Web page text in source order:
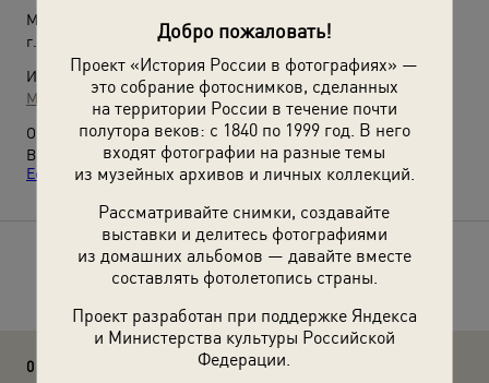
Добро пожаловать!
Проект «История России в фотографиях» —
это собрание фотоснимков, сделанных
на территории России в течение почти
полутора веков: с 1840 по 1999 год. В него
входят фотографии на разные темы
из музейных архивов и личных коллекций.
Рассматривайте снимки, создавайте
выставки и делитесь фотографиями
из домашних альбомов — давайте вместе
составлять фотолетопись страны.
Проект разработан при поддержке Яндекса
и Министерства культуры Российской
Федерации.
Место съемки:
г. Ессентуки
Источники:
МАММ / МДФ
О фотографии:
Выставка
«Кавказские Минеральные Воды: Кисловодск,
Ессентуки, Пятигорск, Железноводск»с этой фотографией.
Расскажите друзьям об этом фото
0 комментариев